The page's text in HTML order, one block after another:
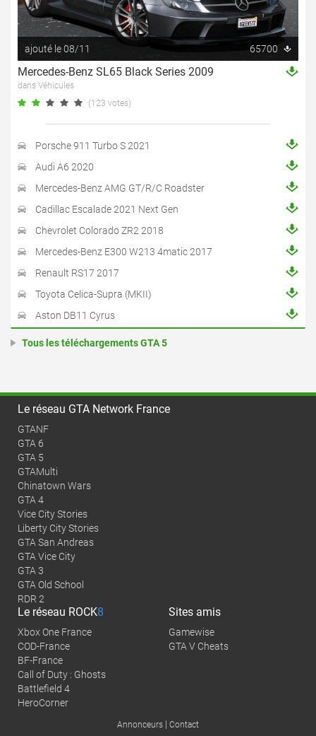
ajouté le 08/11 65700
Mercedes-Benz SL65 Black Series 2009
dans Véhicules
(123 votes)
Porsche 911 Turbo S 2021
Audi A6 2020
Mercedes-Benz AMG GT/R/C Roadster
Cadillac Escalade 2021 Next Gen
Chevrolet Colorado ZR2 2018
Mercedes-Benz E300 W213 4matic 2017
Renault RS17 2017
Toyota Celica-Supra (MKII)
Aston DB11 Cyrus
Tous les téléchargements GTA 5
Le réseau GTA Network France
GTANF
GTA 6
GTA 5
GTAMulti
Chinatown Wars
GTA 4
Vice City Stories
Liberty City Stories
GTA San Andreas
GTA Vice City
GTA 3
GTA Old School
RDR 2
Le réseau ROCK8
Xbox One France
COD-France
BF-France
Call of Duty : Ghosts
Battlefield 4
HeroCorner
Sites amis
Gamewise
GTA V Cheats
Annonceurs | Contact